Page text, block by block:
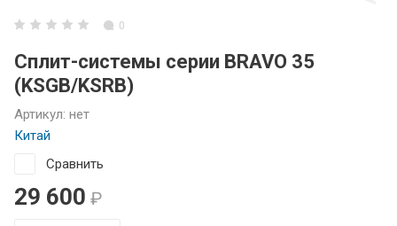
0
Сплит-системы серии BRAVO 35
(KSGB/KSRB)
Артикул: нет
Китай
Сравнить
29 600 ₽